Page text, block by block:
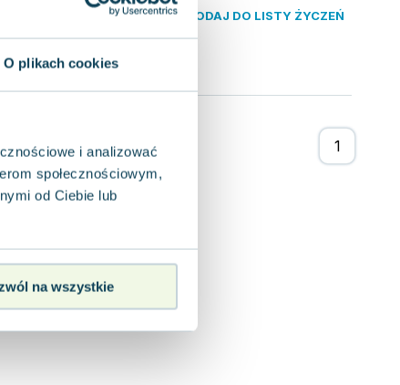
O plikach cookies
i analizować
społecznościowym,
od Ciebie lub
na wszystkie
DODAJ DO LISTY ŻYCZEŃ